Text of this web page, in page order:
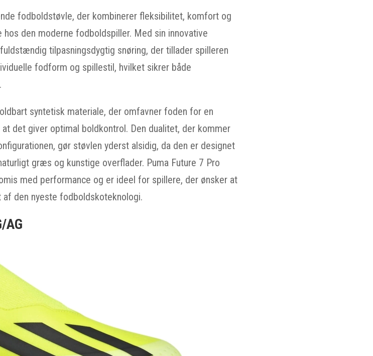
fodboldstøvle, der kombinerer fleksibilitet, komfort og
den moderne fodboldspiller. Med sin innovative
tilpasningsdygtig snøring, der tillader spilleren
fodform og spillestil, hvilket sikrer både
syntetisk materiale, der omfavner foden for en
det giver optimal boldkontrol. Den dualitet, der kommer
gør støvlen yderst alsidig, da den er designet
græs og kunstige overflader. Puma Future 7 Pro
med performance og er ideel for spillere, der ønsker at
den nyeste fodboldskoteknologi.
AG